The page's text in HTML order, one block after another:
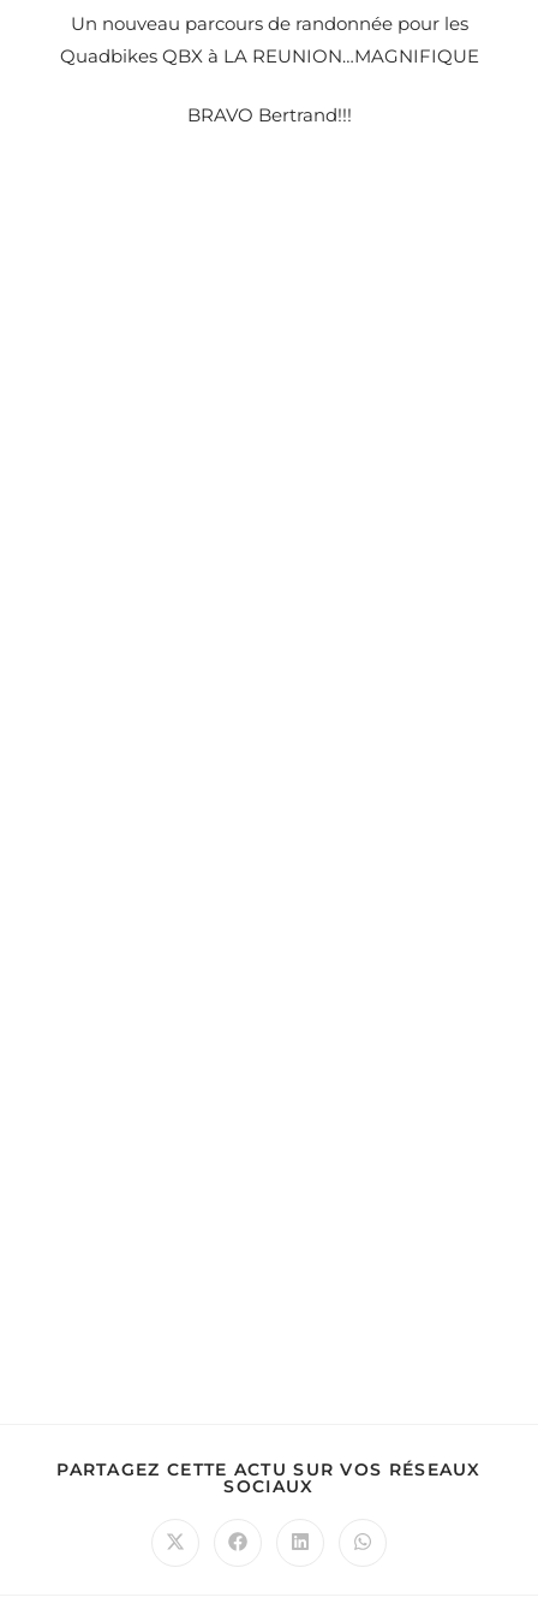
Un nouveau parcours de randonnée pour les
Quadbikes QBX à LA REUNION…MAGNIFIQUE
BRAVO Bertrand!!!
PARTAGEZ CETTE ACTU SUR VOS RÉSEAUX
SOCIAUX